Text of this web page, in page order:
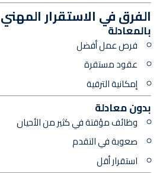
الفرق في الاستقرار المهني
بالمعادلة
فرص عمل أفضل
عقود مستقرة
إمكانية الترقية
بدون معادلة
وظائف مؤقتة في كثير من الأحيان
صعوبة في التقدم
استقرار أقل